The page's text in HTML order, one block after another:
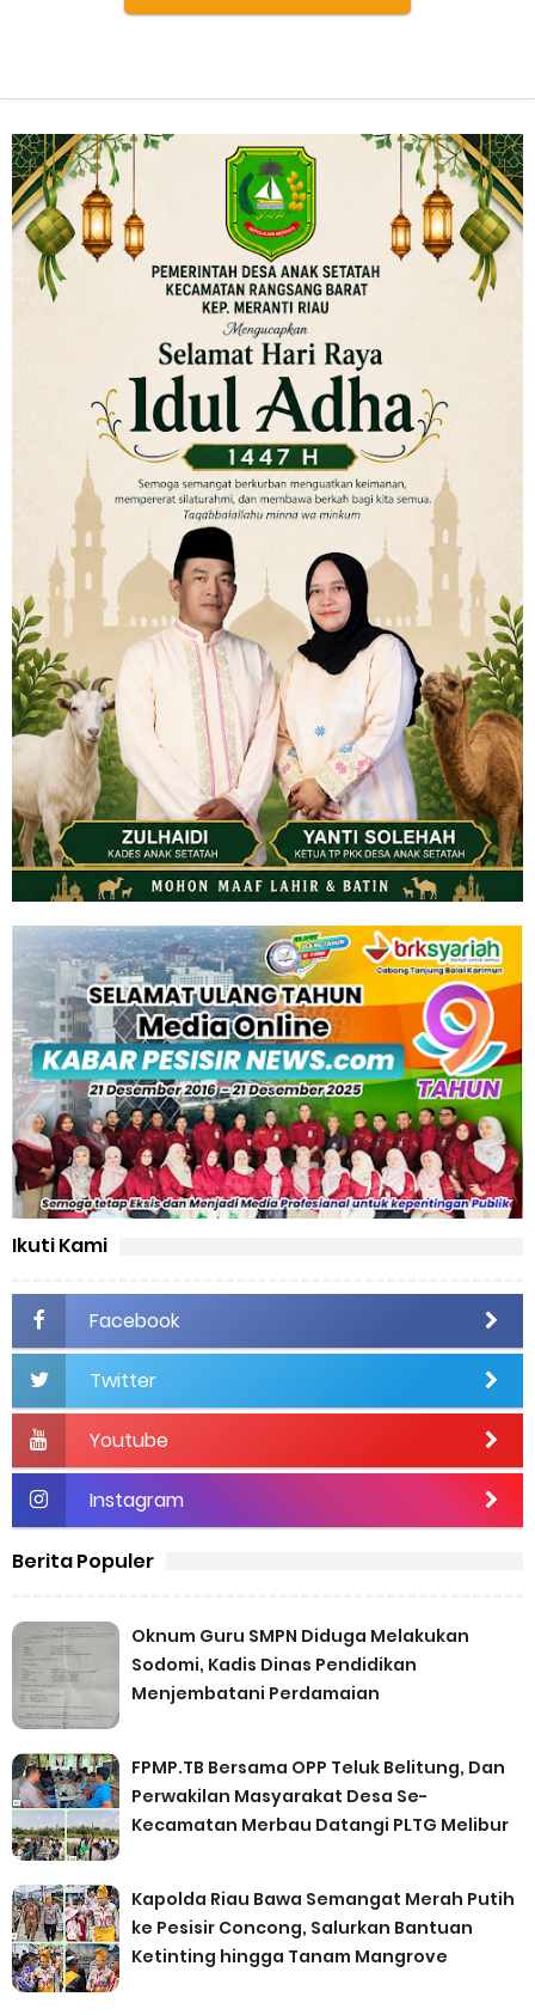
Ikuti Kami
Facebook
Twitter
Youtube
Instagram
Berita Populer
Oknum Guru SMPN Diduga Melakukan
Sodomi, Kadis Dinas Pendidikan
Menjembatani Perdamaian
FPMP.TB Bersama OPP Teluk Belitung, Dan
Perwakilan Masyarakat Desa Se-
Kecamatan Merbau Datangi PLTG Melibur
Kapolda Riau Bawa Semangat Merah Putih
ke Pesisir Concong, Salurkan Bantuan
Ketinting hingga Tanam Mangrove